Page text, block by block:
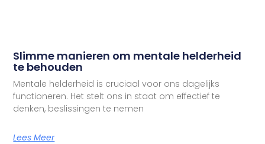
Slimme manieren om mentale helderheid
te behouden
Mentale helderheid is cruciaal voor ons dagelijks
functioneren. Het stelt ons in staat om effectief te
denken, beslissingen te nemen
Lees Meer